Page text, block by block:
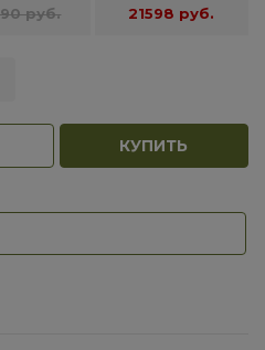
руб. 21598 руб.
КУПИТЬ